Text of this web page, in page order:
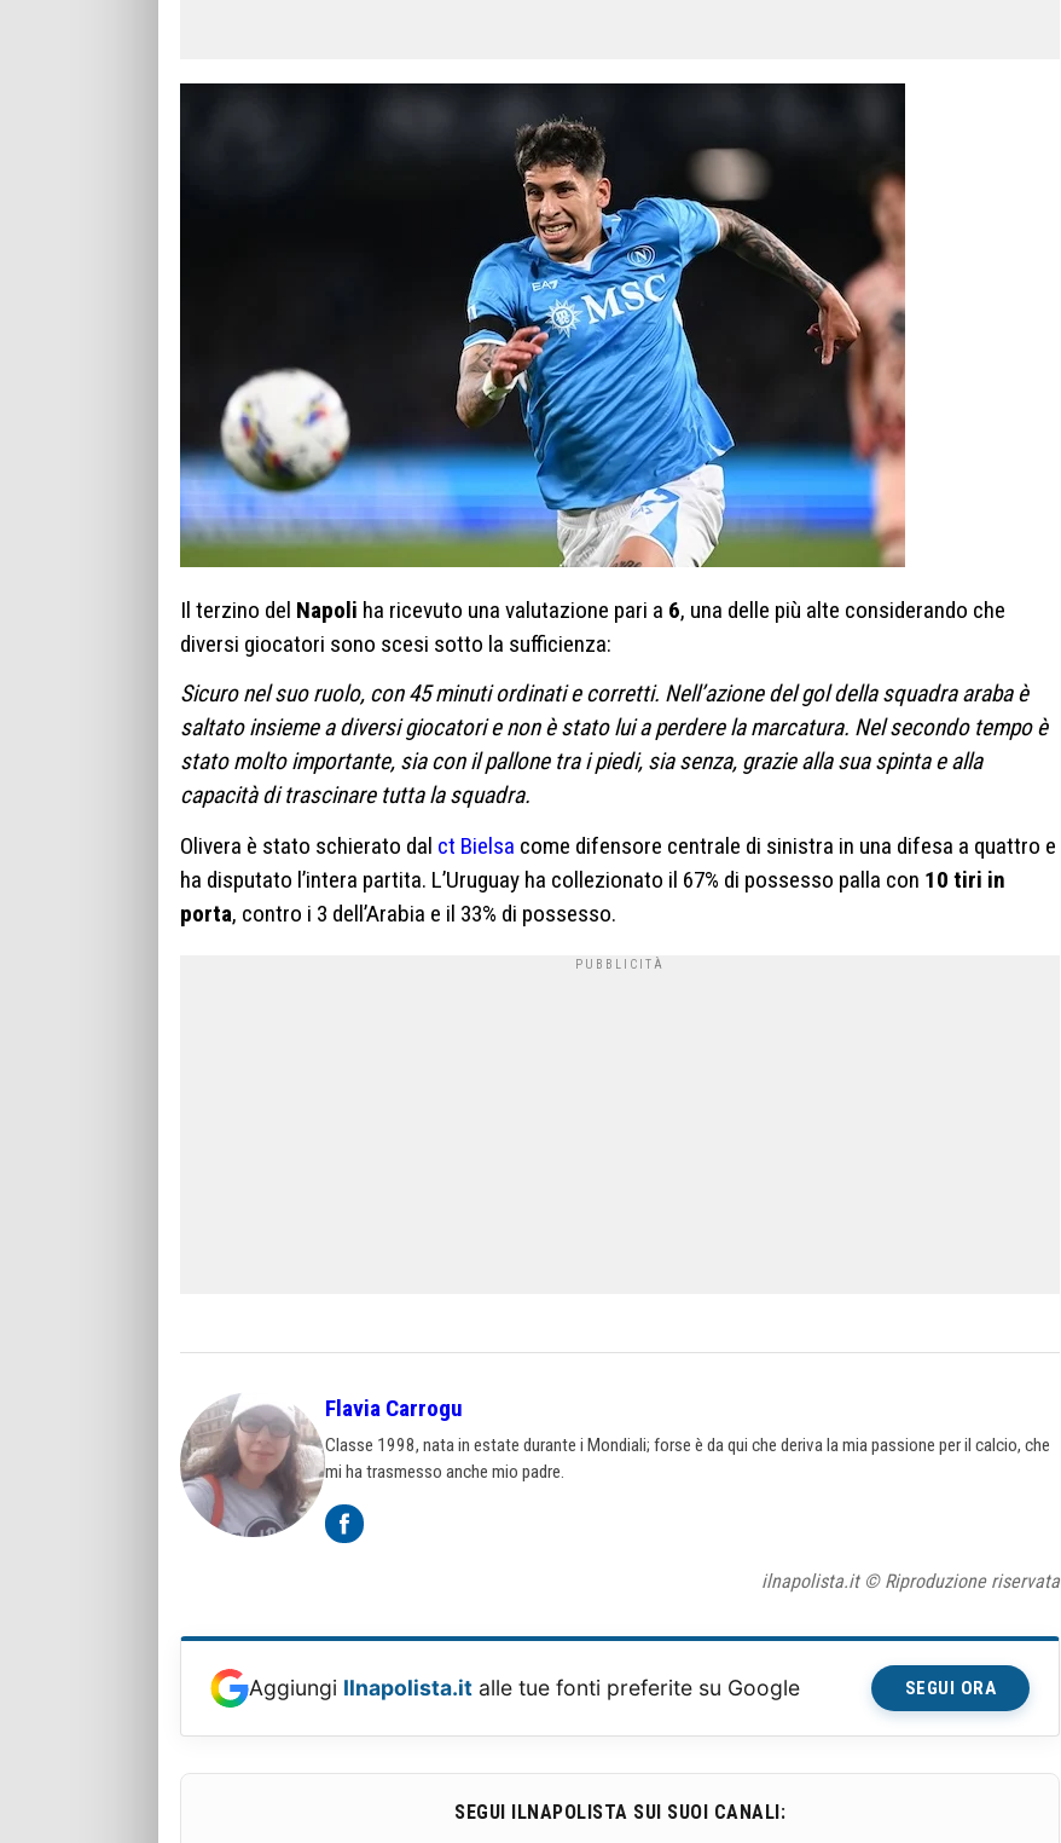
Il terzino del Napoli ha ricevuto una valutazione pari a 6, una delle più alte considerando che
diversi giocatori sono scesi sotto la sufficienza:
Sicuro nel suo ruolo, con 45 minuti ordinati e corretti. Nell’azione del gol della squadra araba è
saltato insieme a diversi giocatori e non è stato lui a perdere la marcatura. Nel secondo tempo è
stato molto importante, sia con il pallone tra i piedi, sia senza, grazie alla sua spinta e alla
capacità di trascinare tutta la squadra.
Olivera è stato schierato dal ct Bielsa come difensore centrale di sinistra in una difesa a quattro e
ha disputato l’intera partita. L’Uruguay ha collezionato il 67% di possesso palla con 10 tiri in
porta, contro i 3 dell’Arabia e il 33% di possesso.
Flavia Carrogu
Classe 1998, nata in estate durante i Mondiali; forse è da qui che deriva la mia passione per il calcio, che
mi ha trasmesso anche mio padre.
ilnapolista.it © Riproduzione riservata
Aggiungi Ilnapolista.it alle tue fonti preferite su Google SEGUI ORA
SEGUI ILNAPOLISTA SUI SUOI CANALI: